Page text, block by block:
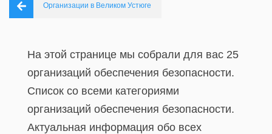
Организации в Великом Устюге
На этой странице мы собрали для вас 25
организаций обеспечения безопасности.
Список со всеми категориями
организаций обеспечения безопасности.
Актуальная информация обо всех